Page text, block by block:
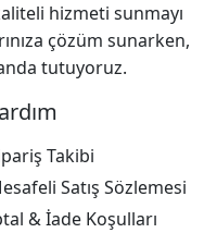
hizmeti sunmayı
çözüm sunarken,
tutuyoruz.
Takibi
Satış Sözlemesi
& İade Koşulları